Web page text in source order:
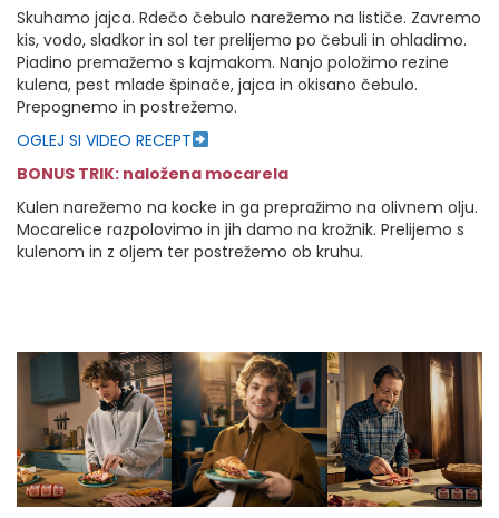
Skuhamo jajca. Rdečo čebulo narežemo na lističe. Zavremo
kis, vodo, sladkor in sol ter prelijemo po čebuli in ohladimo.
Piadino premažemo s kajmakom. Nanjo položimo rezine
kulena, pest mlade špinače, jajca in okisano čebulo.
Prepognemo in postrežemo.
OGLEJ SI VIDEO RECEPT
BONUS TRIK: naložena mocarela
Kulen narežemo na kocke in ga prepražimo na olivnem olju.
Mocarelice razpolovimo in jih damo na krožnik. Prelijemo s
kulenom in z oljem ter postrežemo ob kruhu.